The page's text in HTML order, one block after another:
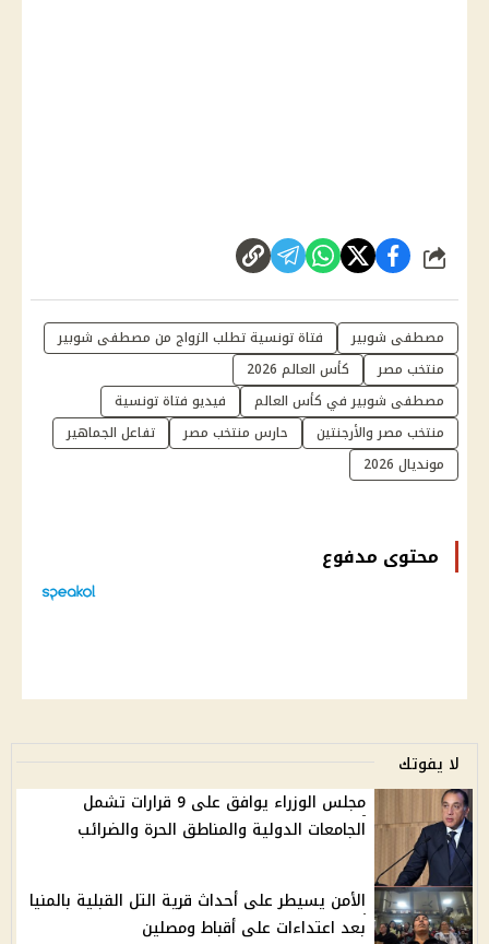
شارك
مصطفى شوبير
فتاة تونسية تطلب الزواج من مصطفى شوبير
منتخب مصر
كأس العالم 2026
مصطفى شوبير في كأس العالم
فيديو فتاة تونسية
منتخب مصر والأرجنتين
حارس منتخب مصر
تفاعل الجماهير
مونديال 2026
محتوى مدفوع
لا يفوتك
مجلس الوزراء يوافق على 9 قرارات تشمل
الجامعات الدولية والمناطق الحرة والضرائب
الأمن يسيطر على أحداث قرية التل القبلية بالمنيا
بعد اعتداءات على أقباط ومصلين